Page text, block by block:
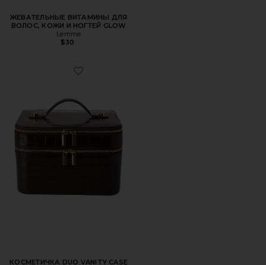
ЖЕВАТЕЛЬНЫЕ ВИТАМИНЫ ДЛЯ
ВОЛОС, КОЖИ И НОГТЕЙ GLOW
Lemme
$30
Favorite КОСМЕТИЧКА DUO VANITY CASE
КОСМЕТИЧКА DUO VANITY CASE